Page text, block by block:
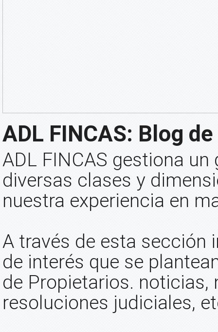
ADL FINCAS: Blog
ADL FINCAS gestiona
diversas clases y
nuestra experiencia en
A través de esta sección
de interés que se
de Propietarios. noticias,
resoluciones judiciales,